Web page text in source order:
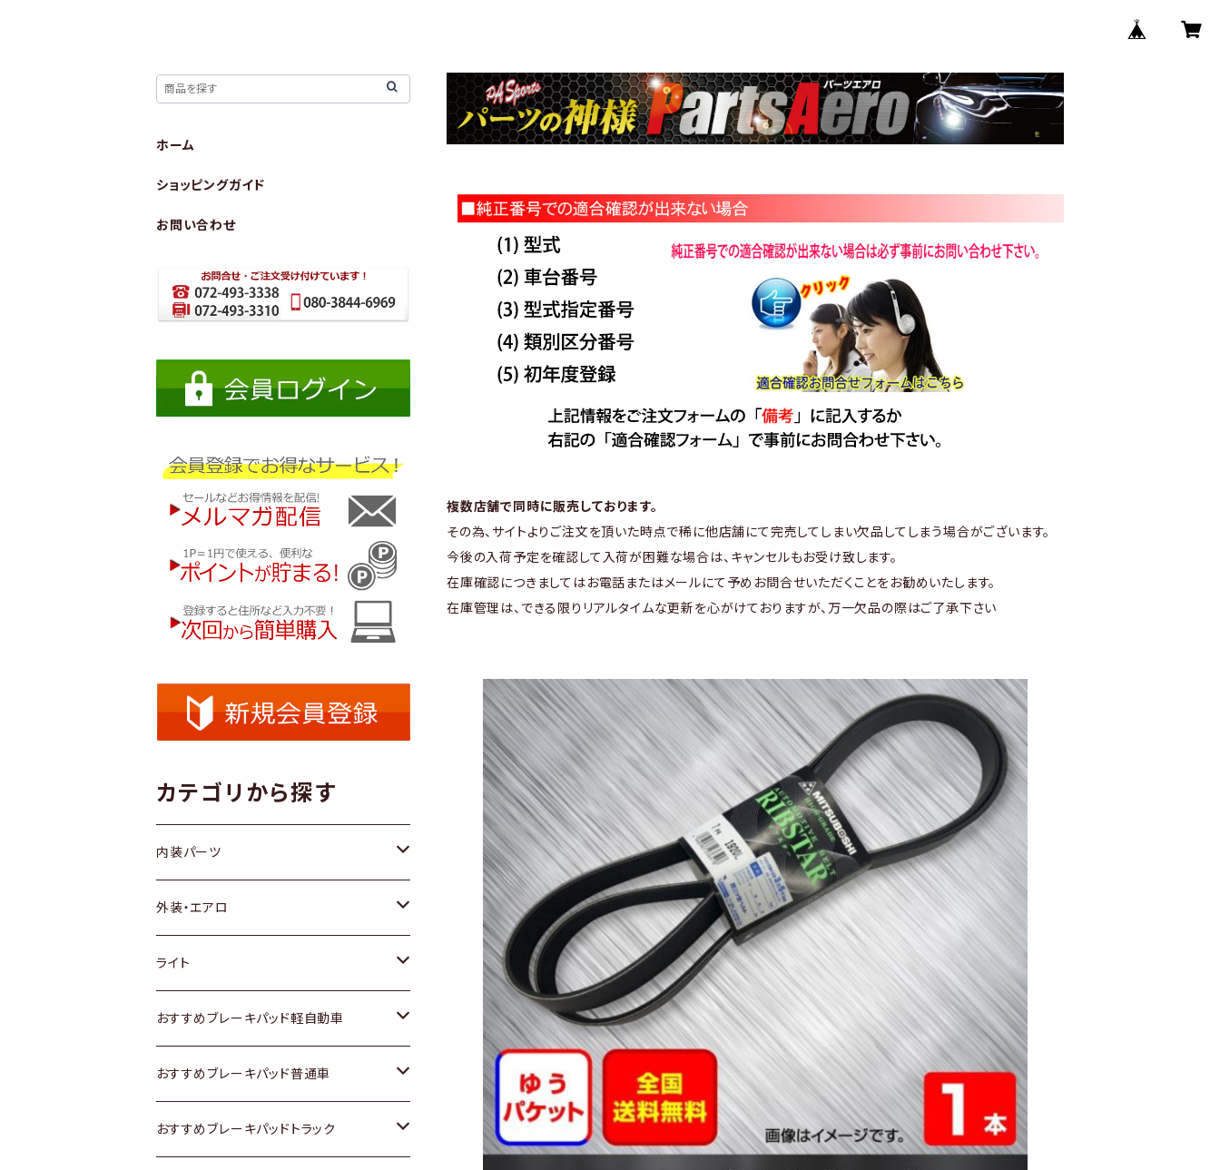
複数店舗で同時に販売しております。
その為、サイトよりご注文を頂いた時点で稀に他店舗にて完売してしまい欠品してしまう場合がございます。
今後の入荷予定を確認して入荷が困難な場合は、キャンセルもお受け致します。
在庫確認につきましてはお電話またはメールにて予めお問合せいただくことをお勧めいたします。
在庫管理は、できる限りリアルタイムな更新を心がけておりますが、万一欠品の際はご了承下さい
ホーム
ショッピングガイド
お問い合わせ
カテゴリから探す
内装パーツ
トヨタ
ホンダ
スズキ
日産
いすゞ
外装・エアロ
トヨタ
ホンダ
スズキ
日産
ライト
トヨタ
スズキ
日産
おすすめブレーキパッド軽自動車
トヨタ
ホンダ
おすすめブレーキパッド普通車
トヨタ
おすすめブレーキパッドトラック